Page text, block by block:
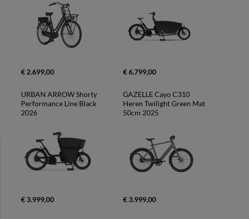
€ 2.699,00 € 6.799,00
URBAN ARROW Shorty
Performance Line Black
2026
€ 3.999,00
GAZELLE Cayo C310
Heren Twilight Green Mat
50cm 2025
€ 3.999,00